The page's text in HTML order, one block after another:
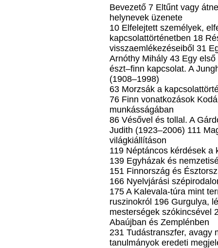
Bevezető 7 Eltűnt vagy
helynevek üzenete
10 Elfelejtett személyek,
kapcsolattörténetben 18
visszaemlékezéseiből 31
Arnóthy Mihály 43 Egy
észt–finn kapcsolat. A
(1908–1998)
63 Morzsák a
76 Finn vonatkozások
munkásságában
86 Vésővel és tollal. A
Judith (1923–2006) 111
világkiállításon
119 Néptáncos kérdések a
139 Egyházak és
151 Finnország és
166 Nyelvjárási
175 A Kalevala-túra mint
ruszinokról 196 Gurgulya,
mesterségek szókincsével
Abaújban és Zemplénben
231 Tudástranszfer, avagy
tanulmányok eredeti